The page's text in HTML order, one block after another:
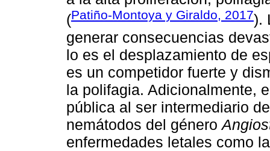
(Patiño-Montoya y Giraldo, 2017).
generar consecuencias
lo es el desplazamiento de
es un competidor fuerte y
la polifagia. Adicionalmente,
pública al ser intermediario
nemátodos del género
enfermedades letales como